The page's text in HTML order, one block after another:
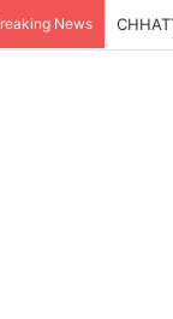
News